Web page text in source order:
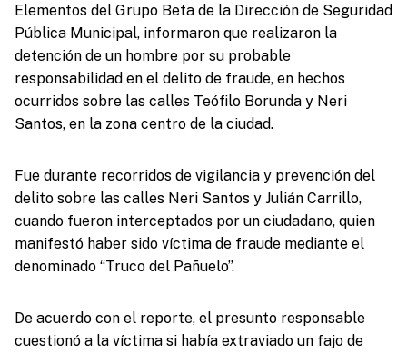
Elementos del Grupo Beta de la Dirección de Seguridad
Pública Municipal, informaron que realizaron la
detención de un hombre por su probable
responsabilidad en el delito de fraude, en hechos
ocurridos sobre las calles Teófilo Borunda y Neri
Santos, en la zona centro de la ciudad.
Fue durante recorridos de vigilancia y prevención del
delito sobre las calles Neri Santos y Julián Carrillo,
cuando fueron interceptados por un ciudadano, quien
manifestó haber sido víctima de fraude mediante el
denominado “Truco del Pañuelo”.
De acuerdo con el reporte, el presunto responsable
cuestionó a la víctima si había extraviado un fajo de